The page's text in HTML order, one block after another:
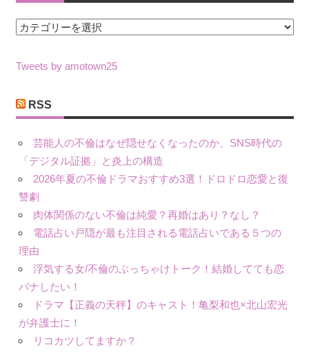
カ
ゴ
ー
Tweets by amotown25
RSS
芸能人の不倫はなぜ隠せなくなったのか、SNS時代の
「デジタル証拠」と炎上の構造
2026年夏の不倫ドラマおすすめ3選！ドロドロ恋愛と復
讐劇
肉体関係のない不倫は純愛？再婚はあり？なし？
電話占い戸隠が最も注目される電話占いである５つの
理由
浮気する女/不倫のぶっちゃけトーク！結婚してても恋
バナしたい！
ドラマ【正義の天秤】のキャスト！亀梨和也×北山宏光
が弁護士に！
リコカツしてますか？